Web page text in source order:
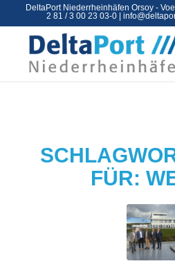
DeltaPort Niederrheinhäfen Orsoy -
2 81 / 3 00 23 03-0 |
FÜR: